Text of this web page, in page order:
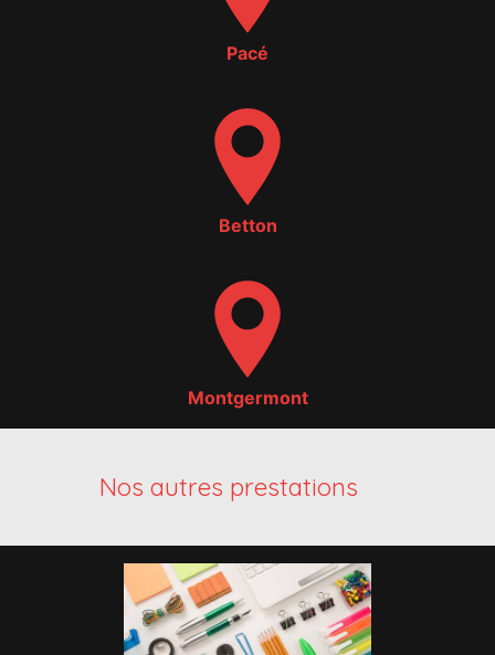
Pacé
Betton
Montgermont
Nos autres prestations